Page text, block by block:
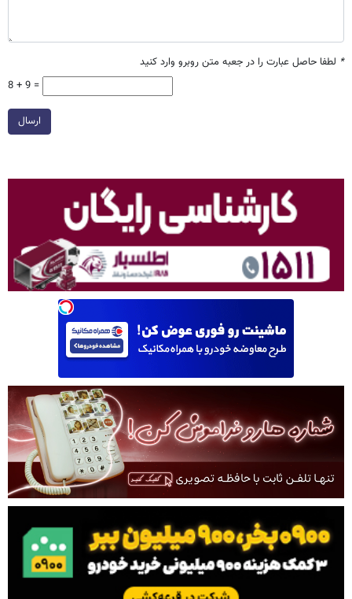
* لطفا حاصل عبارت را در جعبه متن روبرو وارد کنید
8 + 9 =
ارسال